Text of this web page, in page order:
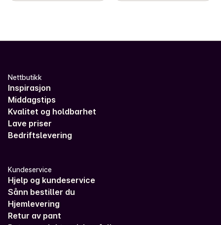
Nettbutikk
Inspirasjon
Middagstips
Kvalitet og holdbarhet
Lave priser
Bedriftslevering
Kundeservice
Hjelp og kundeservice
Sånn bestiller du
Hjemlevering
Retur av pant